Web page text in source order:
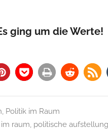
ging um die Werte!
, Politik im Raum
raum, politische aufstellung